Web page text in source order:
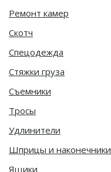
Ремонт камер
Скотч
Спецодежда
Стяжки груза
Съемники
Тросы
Удлинители
Шприцы и наконечники
Ящики